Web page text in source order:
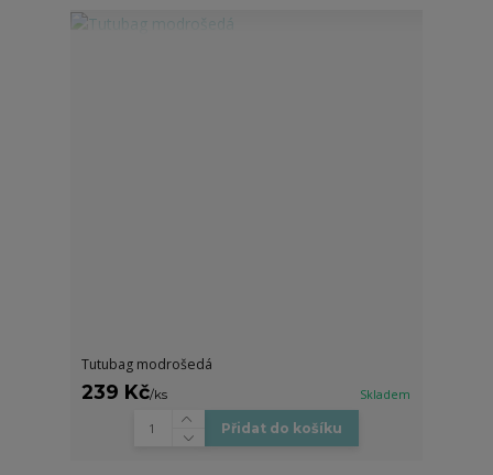
Tutubag modrošedá
239 Kč/ks Skladem
Přidat do košíku